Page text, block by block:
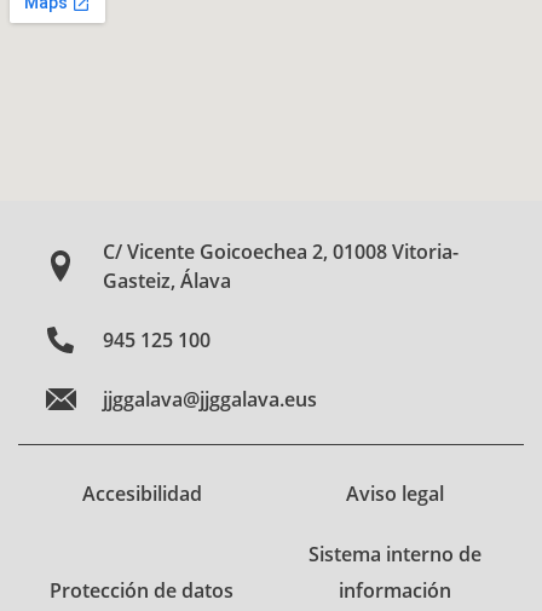
C/ Vicente Goicoechea 2, 01008 Vitoria-
Gasteiz, Álava
945 125 100
jjggalava@jjggalava.eus
Accesibilidad Aviso legal
Protección de datos
Sistema interno de
información